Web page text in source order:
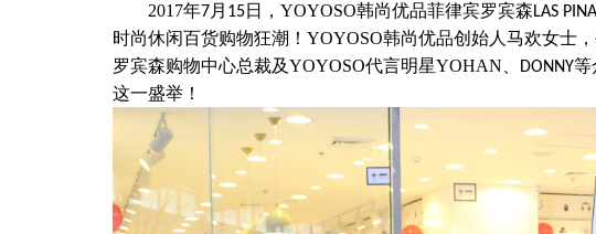
2017年7月 15日， YOYOSO韩尚优品菲律宾罗宾森LAS
时尚休闲百货购物狂潮！ YOYOSO韩尚优品创始人马欢女士
罗宾森购物中心总裁及YOYOSO代言明星YOHAN DONNY等
这一盛举！